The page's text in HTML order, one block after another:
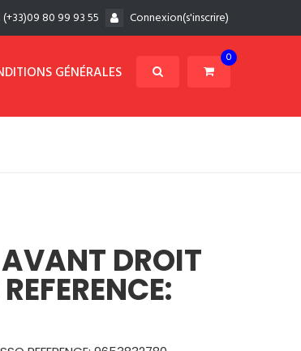
(+33)09 80 99 93 55 Connexion(s'inscrire)
0
GÉNÉRALES
DROIT